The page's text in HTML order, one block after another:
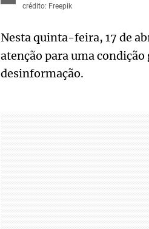
crédito: Freepik
Nesta quinta-feira, 17 de
atenção para uma
desinformação.